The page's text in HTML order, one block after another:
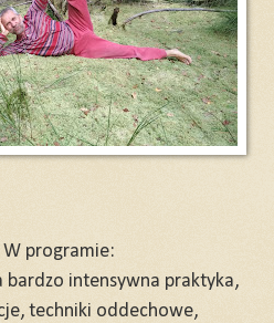
W programie:
bardzo intensywna praktyka,
techniki oddechowe,